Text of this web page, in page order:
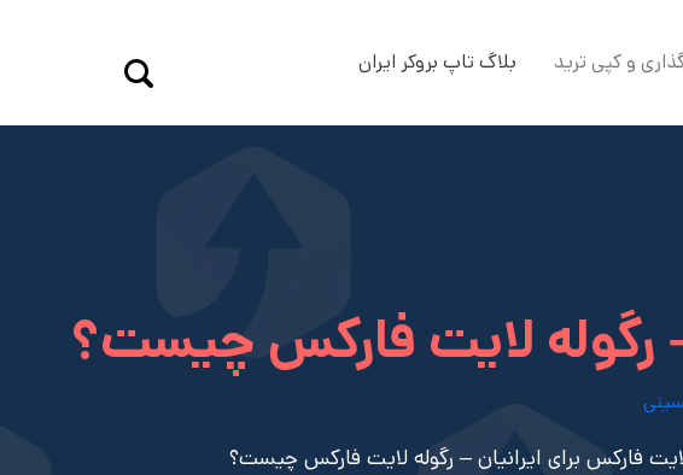
و کپی ترید بلاگ تاپ بروکر ایران
– رگوله لایت فارکس چیست؟
فارکس برای ایرانیان – رگوله لایت فارکس چیست؟